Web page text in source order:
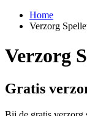
Home
Verzorg
Verzorg
Gratis